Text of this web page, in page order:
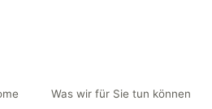
Was wir für Sie tun können